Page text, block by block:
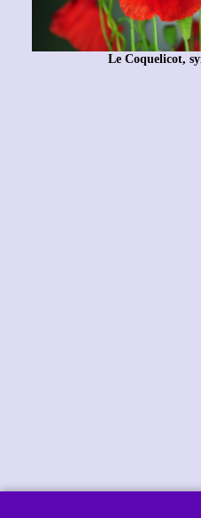
Le Coquelicot,